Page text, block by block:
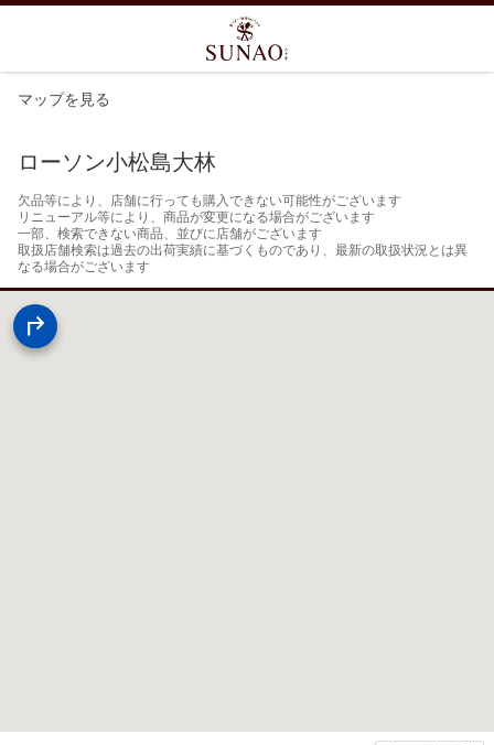
マップを見る
ローソン小松島大林
欠品等により、店舗に行っても購入できない可能性がございます
リニューアル等により、商品が変更になる場合がございます
一部、検索できない商品、並びに店舗がございます
取扱店舗検索は過去の出荷実績に基づくものであり、最新の取扱状況とは異
なる場合がございます